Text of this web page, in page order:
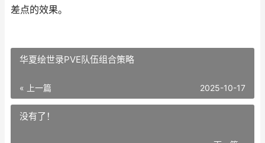
差点的效果。
华夏绘世录PVE队伍组合策略
« 上一篇 2025-10-17
没有了！